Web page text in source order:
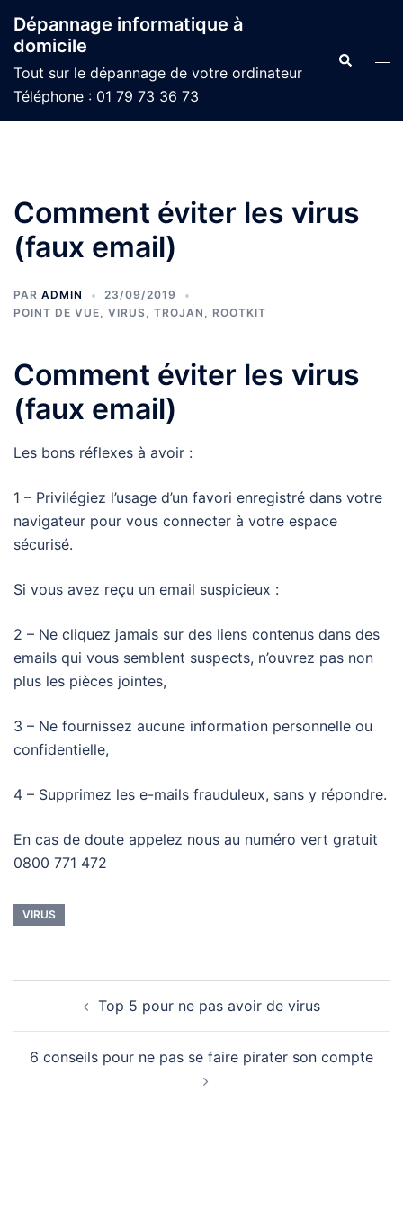
au
contenu
Dépannage informatique à
domicile
Tout sur le dépannage de votre ordinateur
Téléphone : 01 79 73 36 73
Comment éviter les virus
(faux email)
PAR ADMIN
23/09/2019
POINT DE VUE, VIRUS, TROJAN, ROOTKIT
Comment éviter les virus
(faux email)
Les bons réflexes à avoir :
1 – Privilégiez l’usage d’un favori enregistré dans votre
navigateur pour vous connecter à votre espace
sécurisé.
Si vous avez reçu un email suspicieux :
2 – Ne cliquez jamais sur des liens contenus dans des
emails qui vous semblent suspects, n’ouvrez pas non
plus les pièces jointes,
3 – Ne fournissez aucune information personnelle ou
confidentielle,
4 – Supprimez les e-mails frauduleux, sans y répondre.
En cas de doute appelez nous au numéro vert gratuit
0800 771 472
VIRUS
d’article Top 5 pour ne pas avoir de virus
6 conseils pour ne pas se faire pirater son compte